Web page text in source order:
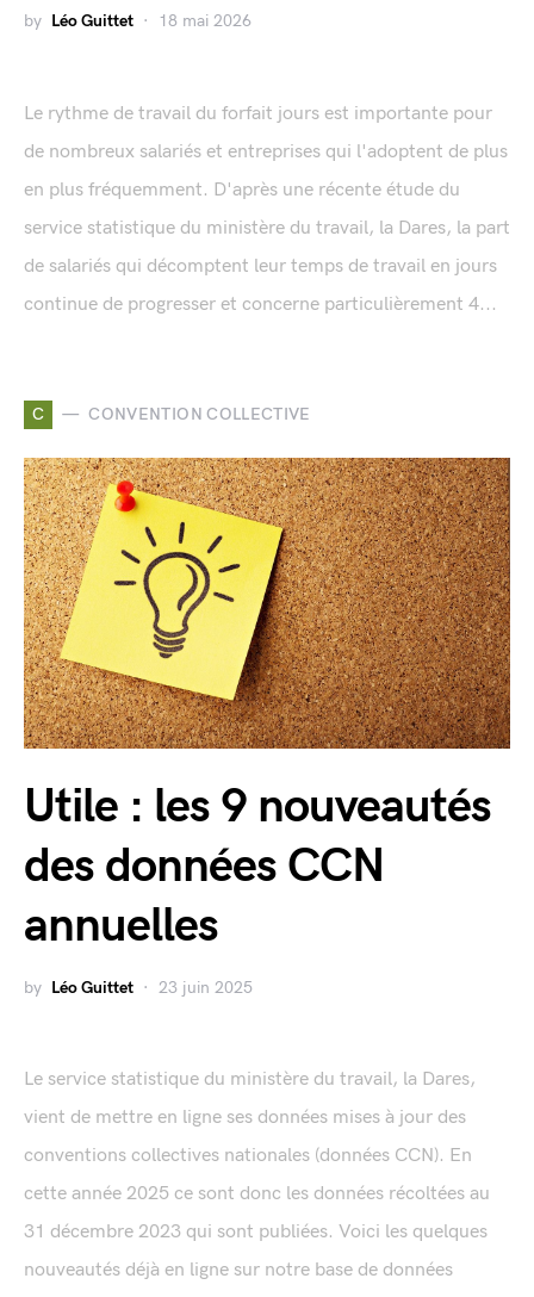
by Léo Guittet 18 mai 2026
Le rythme de travail du forfait jours est importante pour
de nombreux salariés et entreprises qui l'adoptent de plus
en plus fréquemment. D'après une récente étude du
service statistique du ministère du travail, la Dares, la part
de salariés qui décomptent leur temps de travail en jours
continue de progresser et concerne particulièrement 4...
C CONVENTION COLLECTIVE
Utile : les 9 nouveautés
des données CCN
annuelles
by Léo Guittet 23 juin 2025
Le service statistique du ministère du travail, la Dares,
vient de mettre en ligne ses données mises à jour des
conventions collectives nationales (données CCN). En
cette année 2025 ce sont donc les données récoltées au
31 décembre 2023 qui sont publiées. Voici les quelques
nouveautés déjà en ligne sur notre base de données